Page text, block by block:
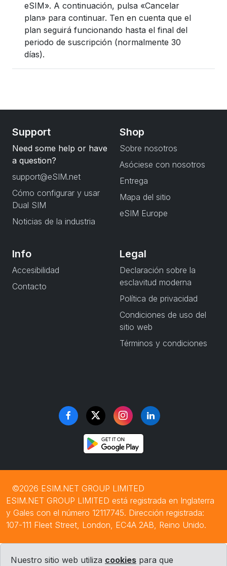
eSIM». A continuación, pulsa «Cancelar
plan» para continuar. Ten en cuenta que el
plan seguirá funcionando hasta el final del
periodo de suscripción (normalmente 30
días).
Support
Need some help or have
a question?
support@eSIM.net
Cómo configurar y usar
Dual SIM
Noticias de la industria
Shop
Sobre nosotros
Asóciese con nosotros
Entrega
Mapa del sitio
eSIM Europe
Info
Accesibilidad
Contacto
Legal
Declaración sobre la
esclavitud moderna
Política de privacidad
Condiciones de uso del
sitio web
Términos y condiciones
©2026 ESIM.NET GROUP LIMITED
ESIM.NET GROUP LIMITED está registrada en Inglaterra
y Gales con el número 12117745. Dirección registrada:
107-111 Fleet Street, London, EC4A 2AB, Reino Unido.
Nuestro sitio web utiliza cookies para que